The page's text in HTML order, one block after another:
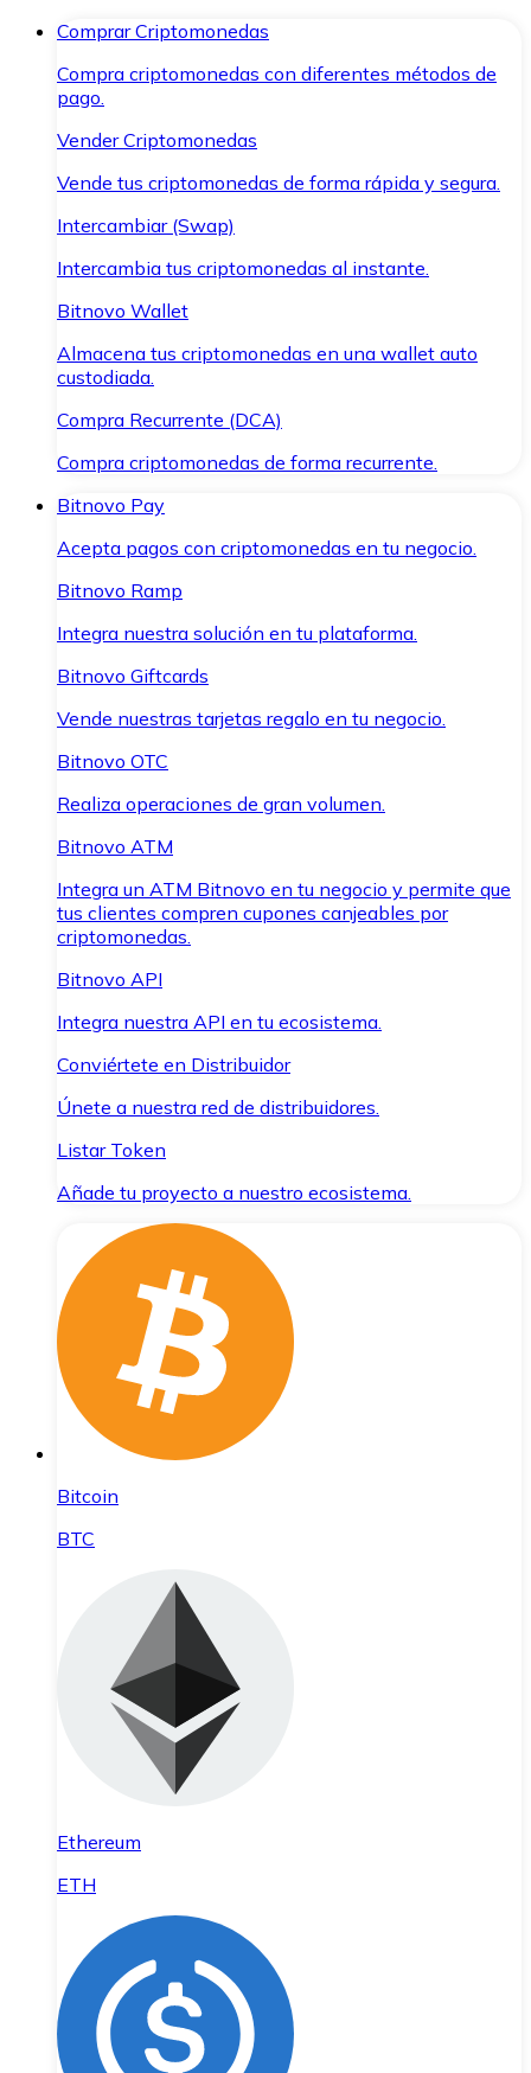
Comprar Criptomonedas
Compra criptomonedas con diferentes métodos de
pago.
Vender Criptomonedas
Vende tus criptomonedas de forma rápida y segura.
Intercambiar (Swap)
Intercambia tus criptomonedas al instante.
Bitnovo Wallet
Almacena tus criptomonedas en una wallet auto
custodiada.
Compra Recurrente (DCA)
Compra criptomonedas de forma recurrente.
Bitnovo Pay
Acepta pagos con criptomonedas en tu negocio.
Bitnovo Ramp
Integra nuestra solución en tu plataforma.
Bitnovo Giftcards
Vende nuestras tarjetas regalo en tu negocio.
Bitnovo OTC
Realiza operaciones de gran volumen.
Bitnovo ATM
Integra un ATM Bitnovo en tu negocio y permite que
tus clientes compren cupones canjeables por
criptomonedas.
Bitnovo API
Integra nuestra API en tu ecosistema.
Conviértete en Distribuidor
Únete a nuestra red de distribuidores.
Listar Token
Añade tu proyecto a nuestro ecosistema.
Bitcoin
BTC
Ethereum
ETH